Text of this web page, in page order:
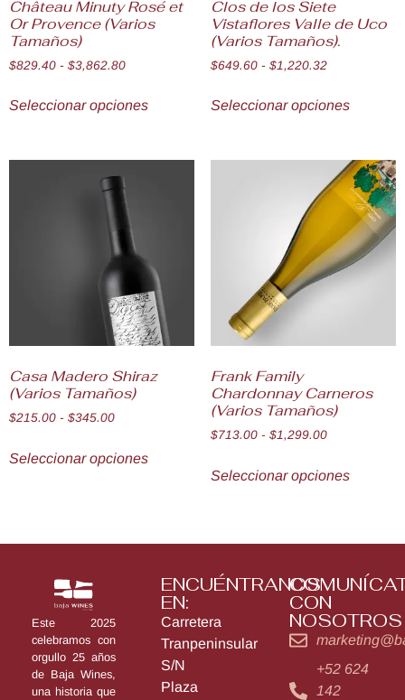
Château Minuty Rosé et
Or Provence (Varios
Tamaños)
$829.40 - $3,862.80
Seleccionar opciones
Clos de los Siete
Vistaflores Valle de Uco
(Varios Tamaños).
$649.60 - $1,220.32
Seleccionar opciones
Casa Madero Shiraz
(Varios Tamaños)
$215.00 - $345.00
Seleccionar opciones
Frank Family
Chardonnay Carneros
(Varios Tamaños)
$713.00 - $1,299.00
Seleccionar opciones
Este 2025
celebramos con
orgullo 25 años
de Baja Wines,
una historia que
ENCUÉNTRANOS
EN:
Carretera
Tranpeninsular
S/N
Plaza
CON
NOSOTROS
+52 624
142